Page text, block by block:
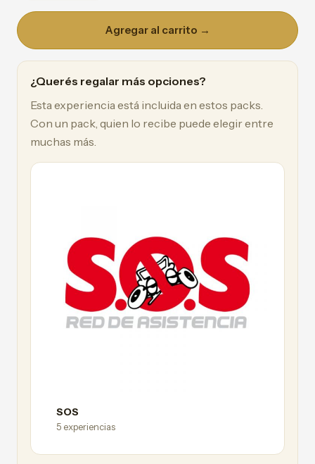
Agregar al carrito →
¿Querés regalar más opciones?
Esta experiencia está incluida en estos packs.
Con un pack, quien lo recibe puede elegir entre
muchas más.
SOS
5 experiencias